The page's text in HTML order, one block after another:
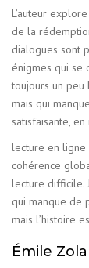
L’auteur
de la
dialogues sont
énigmes qui se
toujours un peu
mais qui
satisfaisante,
lecture en ligne
cohérence
lecture difficile.
qui manque de
mais l’histoire
Émile